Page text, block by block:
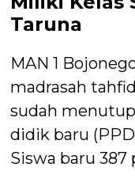
Taruna
MAN 1
madrasah
sudah
didik baru
Siswa baru 387